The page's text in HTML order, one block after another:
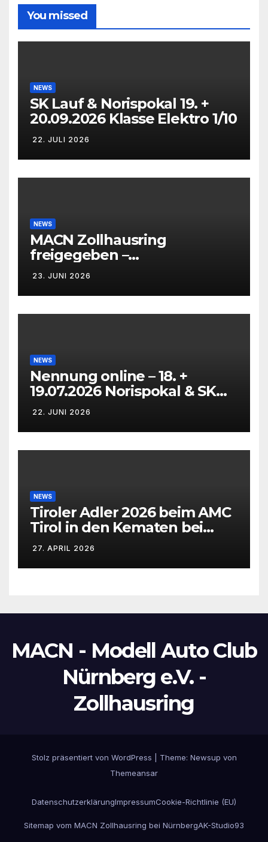
You missed
NEWS
SK Lauf & Norispokal 19. +
20.09.2026 Klasse Elektro 1/10
22. JULI 2026
NEWS
MACN Zollhausring
freigegeben –
Eichenpräzissionsspinner
Befall beseitigt –
23. JUNI 2026
NEWS
Nennung online – 18. +
19.07.2026 Norispokal & SK
Lauf VG + EG
22. JUNI 2026
NEWS
Tiroler Adler 2026 beim AMC
Tirol in den Kematen bei
Innsbruck
27. APRIL 2026
MACN - Modell Auto Club
Nürnberg e.V. -
Zollhausring
Stolz präsentiert von WordPress Theme: Newsup von
Themeansar
DatenschutzerklärungImpressumCookie-Richtlinie (EU)
Sitemap vom MACN Zollhausring bei NürnbergAK-Studio93